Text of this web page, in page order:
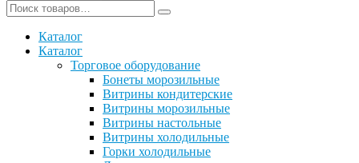
Каталог
Каталог
Торговое оборудование
Бонеты морозильные
Витрины кондитерские
Витрины морозильные
Витрины настольные
Витрины холодильные
Горки холодильные